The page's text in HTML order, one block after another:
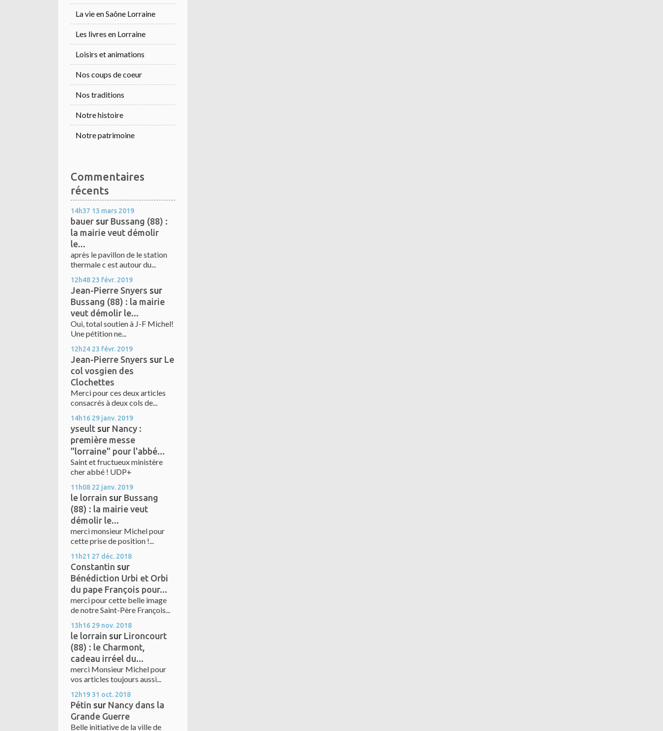
La vie en Saône Lorraine
Les livres en Lorraine
Loisirs et animations
Nos coups de coeur
Nos traditions
Notre histoire
Notre patrimoine
Commentaires
récents
14h37 13 mars 2019
bauer sur Bussang (88) :
la mairie veut démolir
le...
après le pavillon de le station
thermale c est autour du...
12h48 23 févr. 2019
Jean-Pierre Snyers sur
Bussang (88) : la mairie
veut démolir le...
Oui, total soutien à J-F Michel!
Une pétition ne...
12h24 23 févr. 2019
Jean-Pierre Snyers sur Le
col vosgien des
Clochettes
Merci pour ces deux articles
consacrés à deux cols de...
14h16 29 janv. 2019
yseult sur Nancy :
première messe
"lorraine" pour l'abbé...
Saint et fructueux ministère
cher abbé ! UDP+
11h08 22 janv. 2019
le lorrain sur Bussang
(88) : la mairie veut
démolir le...
merci monsieur Michel pour
cette prise de position !...
11h21 27 déc. 2018
Constantin sur
Bénédiction Urbi et Orbi
du pape François pour...
merci pour cette belle image
de notre Saint-Père François...
13h16 29 nov. 2018
le lorrain sur Lironcourt
(88) : le Charmont,
cadeau irréel du...
merci Monsieur Michel pour
vos articles toujours aussi...
12h19 31 oct. 2018
Pétin sur Nancy dans la
Grande Guerre
Belle initiative de la ville de